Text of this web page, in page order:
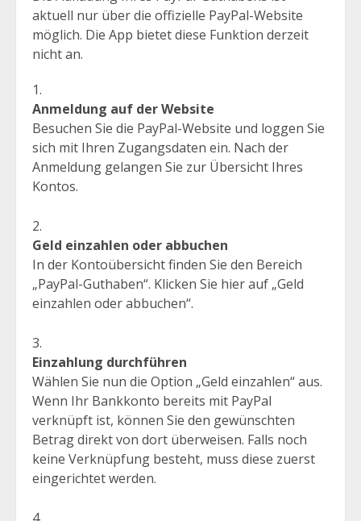
aktuell nur über die offizielle PayPal-Website
möglich. Die App bietet diese Funktion derzeit
nicht an.
Anmeldung auf der Website
Besuchen Sie die PayPal-Website und loggen Sie
sich mit Ihren Zugangsdaten ein. Nach der
Anmeldung gelangen Sie zur Übersicht Ihres
Kontos.
Geld einzahlen oder abbuchen
In der Kontoübersicht finden Sie den Bereich
„PayPal-Guthaben“. Klicken Sie hier auf „Geld
einzahlen oder abbuchen“.
Einzahlung durchführen
Wählen Sie nun die Option „Geld einzahlen“ aus.
Wenn Ihr Bankkonto bereits mit PayPal
verknüpft ist, können Sie den gewünschten
Betrag direkt von dort überweisen. Falls noch
keine Verknüpfung besteht, muss diese zuerst
eingerichtet werden.